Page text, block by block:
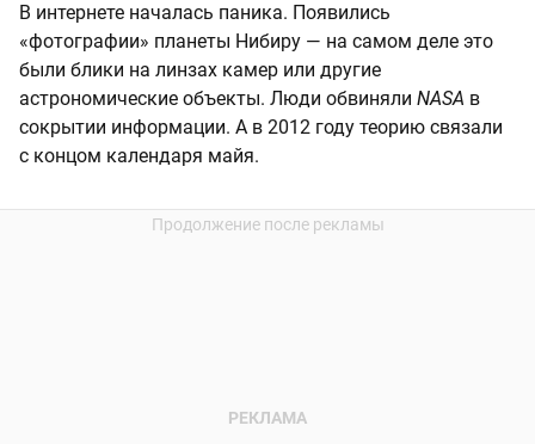
В интернете началась паника. Появились
«фотографии» планеты Нибиру — на самом деле это
были блики на линзах камер или другие
астрономические объекты. Люди обвиняли NASA в
сокрытии информации. А в 2012 году теорию связали
с концом календаря майя.